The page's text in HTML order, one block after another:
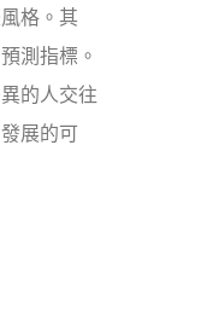
格。其
測指標。
的人交往
展的可